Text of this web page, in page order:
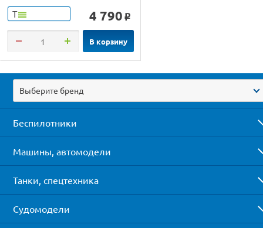
Т 4 790 o
В корзину
Выберите бренд
Беспилотники
Машины, автомодели
Танки, спецтехника
Судомодели